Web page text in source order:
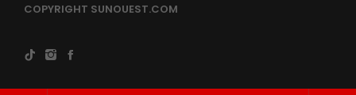
COPYRIGHT SUNOUEST.COM